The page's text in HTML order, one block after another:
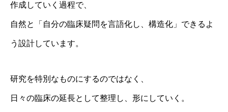
作成していく過程で、
自然と「自分の臨床疑問を言語化し、構造化」できるよ
う設計しています。
研究を特別なものにするのではなく、
日々の臨床の延長として整理し、形にしていく。